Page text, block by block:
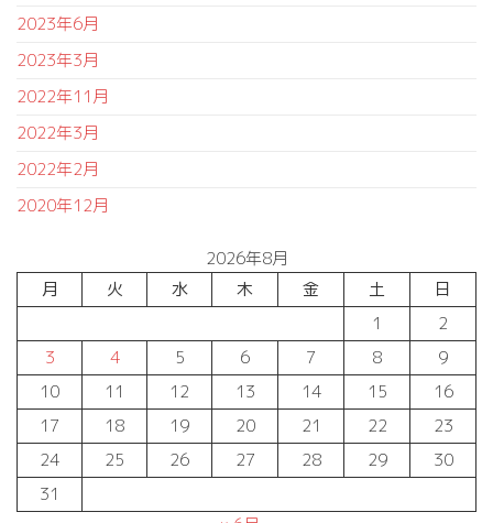
2023年6月
2023年3月
2022年11月
2022年3月
2022年2月
2020年12月
2026年8月
月
火 水 木 金 土
日
1
2
3
4 5 6 7 8
9
10
11 12 13 14 15
16
17
18 19 20 21 22
23
24
25 26 27 28 29
30
31